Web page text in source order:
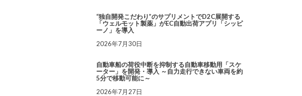
“独自開発こだわり”のサプリメントでD2C展開する
「ウェルモット製薬」がEC自動出荷アプリ「シッピ
ーノ」を導入
2026年7月30日
自動車船の荷役中断を抑制する自動車移動用「スケ
ーター」を開発・導入 ～自力走行できない車両を約
5分で移動可能に～
2026年7月27日